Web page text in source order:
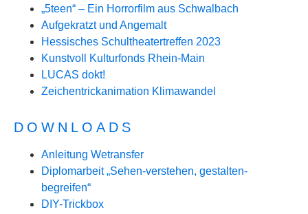
„5teen“ – Ein Horrorfilm aus Schwalbach
Aufgekratzt und Angemalt
Hessisches Schultheatertreffen 2023
Kunstvoll Kulturfonds Rhein-Main
LUCAS dokt!
Zeichentrickanimation Klimawandel
DOWNLOADS
Anleitung Wetransfer
Diplomarbeit „Sehen-verstehen, gestalten-
begreifen“
DIY-Trickbox